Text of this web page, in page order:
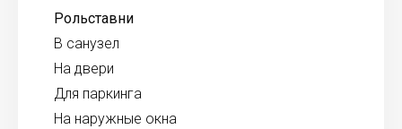
Рольставни
В санузел
На двери
Для паркинга
На наружные окна